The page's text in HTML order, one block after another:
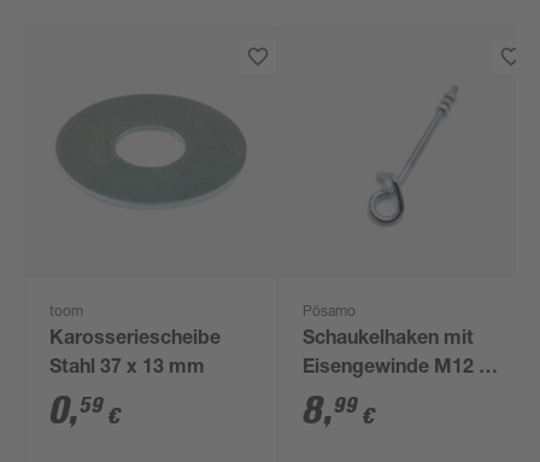
toom
Karosseriescheibe
Stahl 37 x 13 mm
0,59 €
Pösamo
Schaukelhaken mit
Eisengewinde M12 x
250 mm
8,99 €